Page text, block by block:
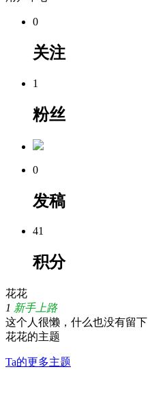
0
关注
1
粉丝
0
发稿
41
积分
花花
1 新手上路
这个人很懒，什么也没有留下
花花的主题
Ta的更多主题